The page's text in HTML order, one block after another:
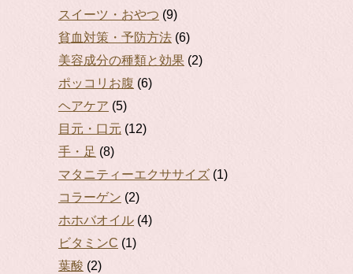
スイーツ・おやつ (9)
貧血対策・予防方法 (6)
美容成分の種類と効果 (2)
ポッコリお腹 (6)
ヘアケア (5)
目元・口元 (12)
手・足 (8)
マタニティーエクササイズ (1)
コラーゲン (2)
ホホバオイル (4)
ビタミンC (1)
葉酸 (2)